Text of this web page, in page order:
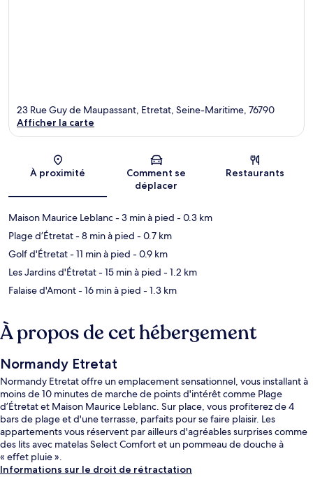
Carte
23 Rue Guy de Maupassant, Etretat, Seine-Maritime, 76790
Afficher la carte
À proximité
Comment se
déplacer
Restaurants
Maison Maurice Leblanc- 3 min à pied - 0.3 km
Plage d’Étretat- 8 min à pied - 0.7 km
Golf d'Étretat- 11 min à pied - 0.9 km
Les Jardins d'Étretat- 15 min à pied - 1.2 km
Falaise d'Amont- 16 min à pied - 1.3 km
À propos de cet hébergement
Normandy Etretat
Normandy Etretat offre un emplacement sensationnel, vous installant à
moins de 10 minutes de marche de points d'intérêt comme Plage
d’Étretat et Maison Maurice Leblanc. Sur place, vous profiterez de 4
bars de plage et d'une terrasse, parfaits pour se faire plaisir. Les
appartements vous réservent par ailleurs d'agréables surprises comme
des lits avec matelas Select Comfort et un pommeau de douche à
« effet pluie ».
Informations sur le droit de rétractation